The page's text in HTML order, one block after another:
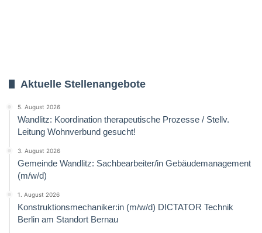
Aktuelle Stellenangebote
5. August 2026
Wandlitz: Koordination therapeutische Prozesse / Stellv.
Leitung Wohnverbund gesucht!
3. August 2026
Gemeinde Wandlitz: Sachbearbeiter/in Gebäudemanagement
(m/w/d)
1. August 2026
Konstruktionsmechaniker:in (m/w/d) DICTATOR Technik
Berlin am Standort Bernau